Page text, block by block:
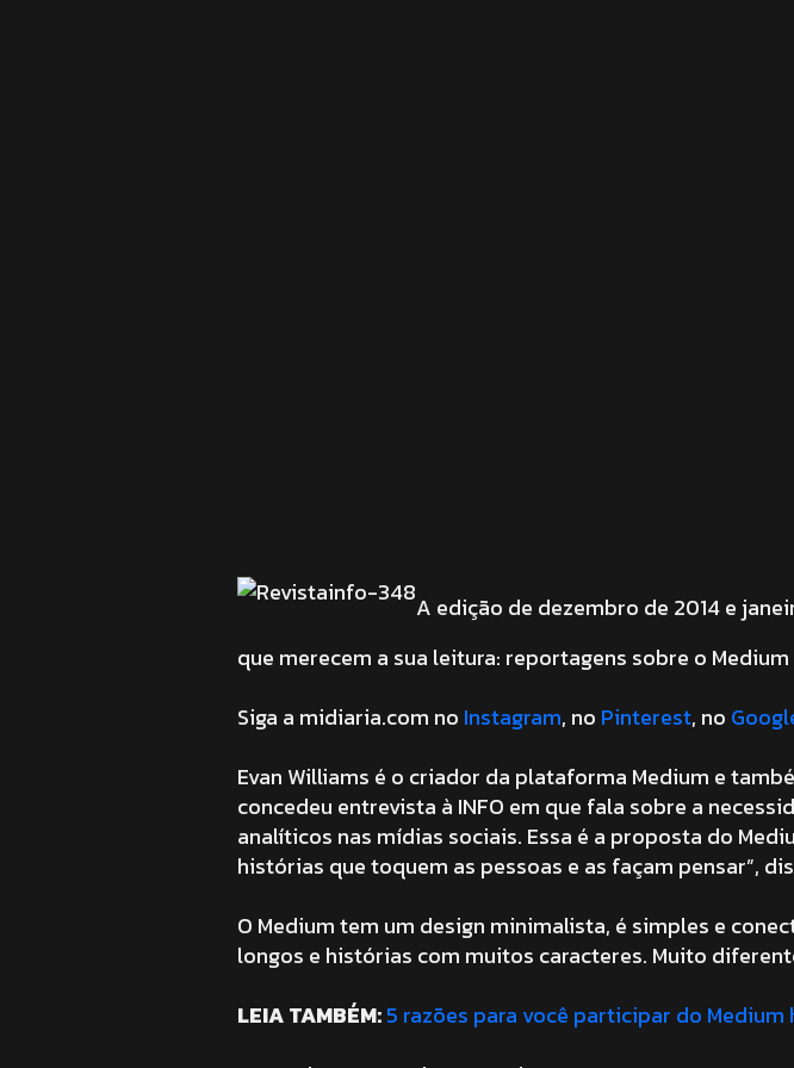
A edição de dezembro de 2014 e
que merecem a sua leitura: reportagens sobre o
Siga a midiaria.com no Instagram, no Pinterest, no
Evan Williams é o criador da plataforma Medium e
concedeu entrevista à INFO em que fala sobre a
analíticos nas mídias sociais. Essa é a proposta do
histórias que toquem as pessoas e as façam pensar”,
O Medium tem um design minimalista, é simples e
longos e histórias com muitos caracteres. Muito
LEIA TAMBÉM:5 razões para você participar do Medium